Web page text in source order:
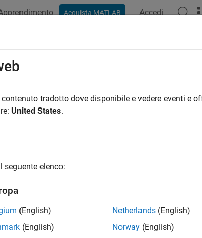
Acquista MATLAB Accedi
tradotto dove disponibile e vedere eventi e
United States.
seguente elenco:
(English)
(English)
Netherlands (English)
Norway (English)